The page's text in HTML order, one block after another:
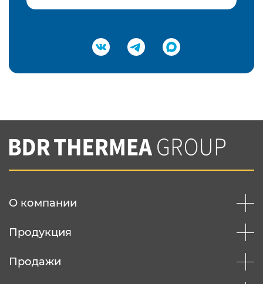
Подтвердить e-mail
Вы соглашаетесь с нашей политикой
конфеденциальности
О компании
Продукция
Продажи